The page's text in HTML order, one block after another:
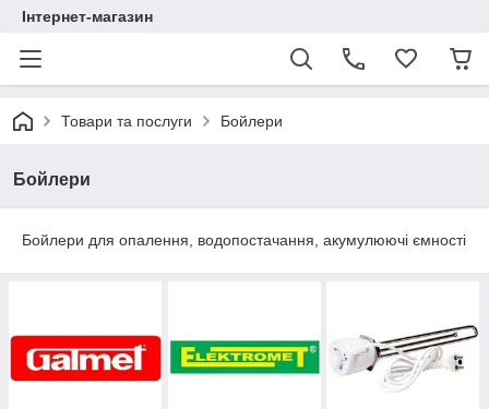
Інтернет-магазин
Товари та послуги Бойлери
Бойлери
Бойлери для опалення, водопостачання, акумулюючі ємності